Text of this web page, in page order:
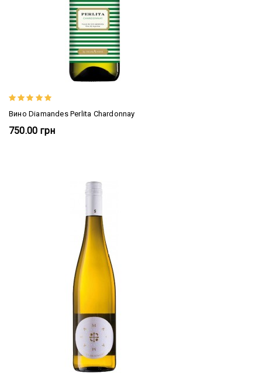
Вино Diamandes Perlita Chardonnay
750.00 грн